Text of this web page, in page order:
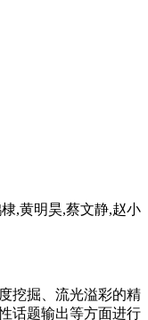
,黄明昊,蔡文静,赵小
挖掘、流光溢彩的精
话题输出等方面进行